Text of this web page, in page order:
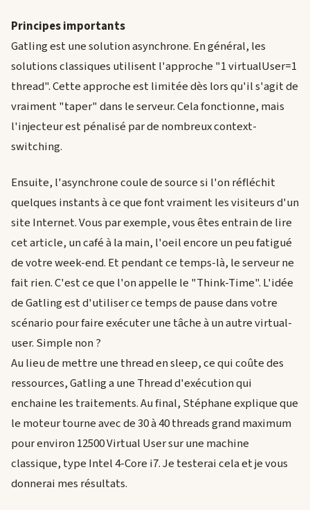
Principes importants
Gatling est une solution asynchrone. En général, les
solutions classiques utilisent l'approche "1 virtualUser=1
thread". Cette approche est limitée dès lors qu'il s'agit de
vraiment "taper" dans le serveur. Cela fonctionne, mais
l'injecteur est pénalisé par de nombreux context-
switching.
Ensuite, l'asynchrone coule de source si l'on réfléchit
quelques instants à ce que font vraiment les visiteurs d'un
site Internet. Vous par exemple, vous êtes entrain de lire
cet article, un café à la main, l'oeil encore un peu fatigué
de votre week-end. Et pendant ce temps-là, le serveur ne
fait rien. C'est ce que l'on appelle le "Think-Time". L'idée
de Gatling est d'utiliser ce temps de pause dans votre
scénario pour faire exécuter une tâche à un autre virtual-
user. Simple non ?
Au lieu de mettre une thread en sleep, ce qui coûte des
ressources, Gatling a une Thread d'exécution qui
enchaine les traitements. Au final, Stéphane explique que
le moteur tourne avec de 30 à 40 threads grand maximum
pour environ 12500 Virtual User sur une machine
classique, type Intel 4-Core i7. Je testerai cela et je vous
donnerai mes résultats.